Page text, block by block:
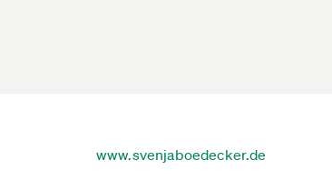
www.svenjaboedecker.de